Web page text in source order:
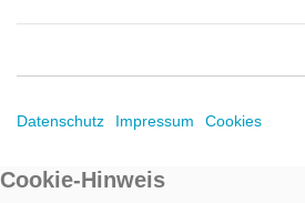
Datenschutz Impressum Cookies
Cookie-Hinweis